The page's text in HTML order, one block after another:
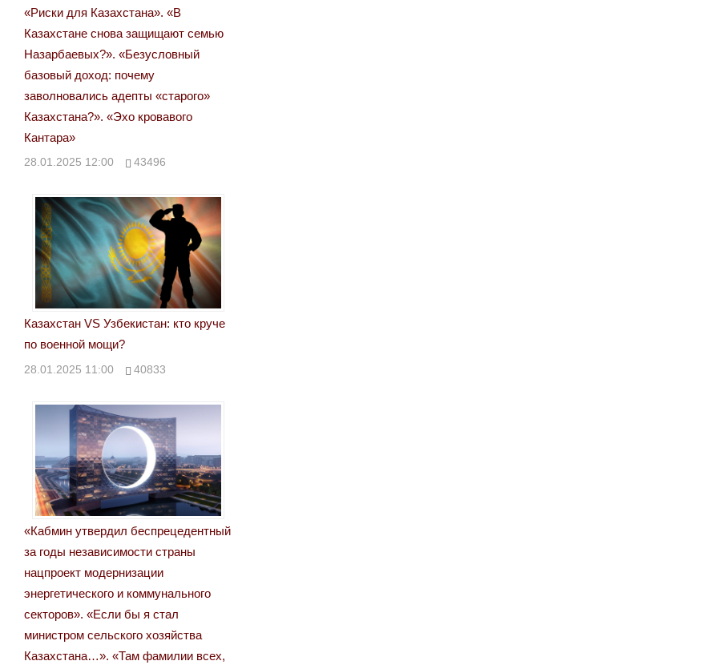
«Риски для Казахстана». «В
Казахстане снова защищают семью
Назарбаевых?». «Безусловный
базовый доход: почему
заволновались адепты «старого»
Казахстана?». «Эхо кровавого
Кантара»
28.01.2025 12:00 43496
Казахстан VS Узбекистан: кто круче
по военной мощи?
28.01.2025 11:00 40833
«Кабмин утвердил беспрецедентный
за годы независимости страны
нацпроект модернизации
энергетического и коммунального
секторов». «Если бы я стал
министром сельского хозяйства
Казахстана…». «Там фамилии всех,